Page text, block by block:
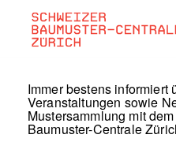
Immer bestens informiert
Veranstaltungen sowie
Mustersammlung mit
Baumuster-Centrale